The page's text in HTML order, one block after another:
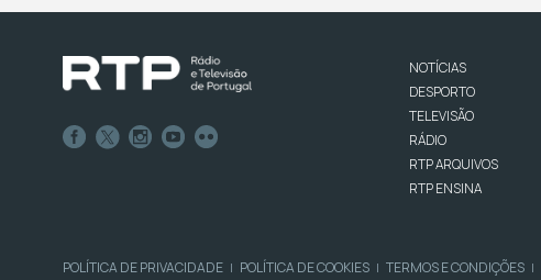
NOTÍCIAS
DESPORTO
TELEVISÃO
RÁDIO
RTP ARQUIVOS
RTP ENSINA
POLÍTICA DE PRIVACIDADE | POLÍTICA DE COOKIES | TERMOS E CONDIÇÕES |